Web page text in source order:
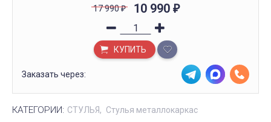
17 990₽ 10 990 ₽
КУПИТЬ
Заказать через:
КАТЕГОРИИ: СТУЛЬЯ Стулья металлокаркас